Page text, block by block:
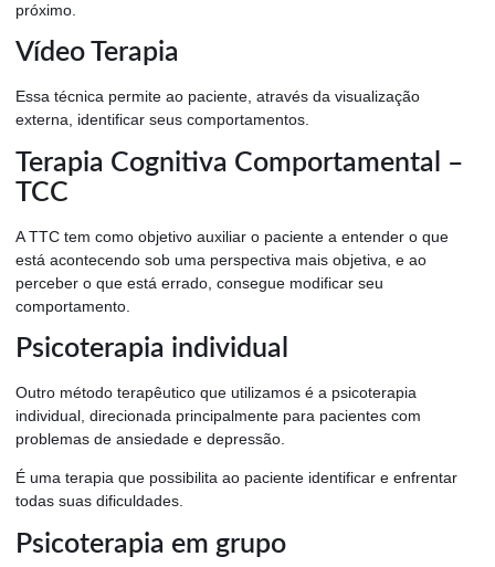
próximo.
Vídeo Terapia
Essa técnica permite ao paciente, através da visualização
externa, identificar seus comportamentos.
Terapia Cognitiva Comportamental –
TCC
A TTC tem como objetivo auxiliar o paciente a entender o que
está acontecendo sob uma perspectiva mais objetiva, e ao
perceber o que está errado, consegue modificar seu
comportamento.
Psicoterapia individual
Outro método terapêutico que utilizamos é a psicoterapia
individual, direcionada principalmente para pacientes com
problemas de ansiedade e depressão.
É uma terapia que possibilita ao paciente identificar e enfrentar
todas suas dificuldades.
Psicoterapia em grupo